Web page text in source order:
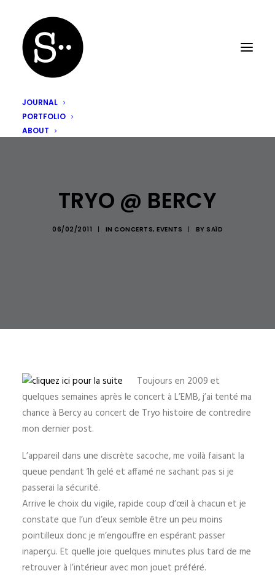
JOURNAL
PORTFOLIO
ABOUT
TRYO @ BERCY
06/02/2011 | IN CONCERTS, EVENTS | BY SAÏD
Toujours en 2009 et
quelques semaines après le concert à L’EMB, j’ai tenté ma
chance à Bercy au concert de Tryo histoire de contredire
mon dernier post.
L’appareil dans une discrète sacoche, me voilà faisant la
queue pendant 1h gelé et affamé ne sachant pas si je
passerai la sécurité.
Arrive le choix du vigile, rapide coup d’œil à chacun et je
constate que l’un d’eux semble être un peu moins
pointilleux donc je m’engouffre en espérant passer
inaperçu. Et quelle joie quelques minutes plus tard de me
retrouver à l’intérieur avec mon jouet préféré.